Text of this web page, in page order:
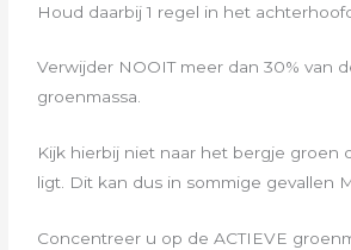
Houd daarbij 1 regel in het
Verwijder NOOIT meer dan 30% van
groenmassa.
Kijk hierbij niet naar het bergje groen
ligt. Dit kan dus in sommige gevallen
Concentreer u op de ACTIEVE